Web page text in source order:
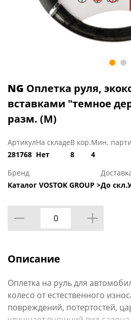
NG Оплетка руля,
вставками "темное
разм. (М)
Артикул
281768
На складе
Нет
В кор.
8
Мин.
4
Бренд
Каталог VOSTOK GROUP >До
Описание
Оплетка на руль для
колесо от естественного
повреждений, потертостей,